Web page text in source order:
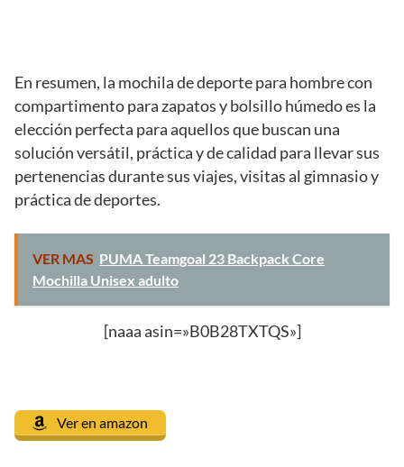
En resumen, la mochila de deporte para hombre con
compartimento para zapatos y bolsillo húmedo es la
elección perfecta para aquellos que buscan una
solución versátil, práctica y de calidad para llevar sus
pertenencias durante sus viajes, visitas al gimnasio y
práctica de deportes.
VER MAS PUMA Teamgoal 23 Backpack Core
Mochilla Unisex adulto
[naaa asin=»B0B28TXTQS»]
Ver en amazon